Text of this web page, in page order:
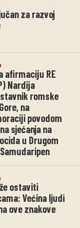
za razvoj
afirmaciju RE
Nardija
romske
na
povodom
sjećanja na
u Drugom
ostaviti
Većina ljudi
ove znakove